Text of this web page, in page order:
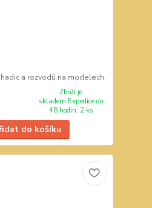
a rozvodů na modelech.
Zboží je
skladem.Expedice do
48 hodin. 2 ks
do košíku